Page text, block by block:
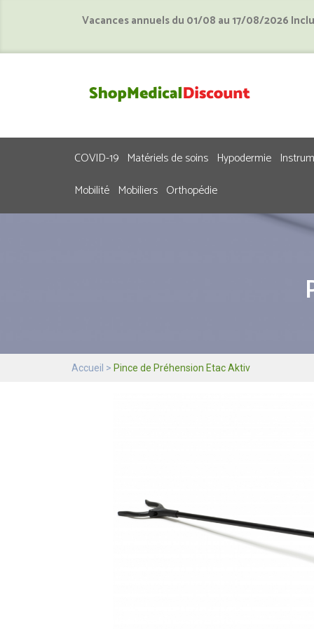
Vacances annuels du 01/08 au 17/08/2026
COVID-19 Matériels de soins Hypodermie
Mobilité Mobiliers Orthopédie
Accueil Pince de Préhension Etac Aktiv